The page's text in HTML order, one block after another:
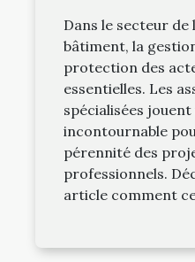
Dans le secteur de
bâtiment, la
protection des
essentielles. Les
spécialisées
incontournable
pérennité des
professionnels.
article comment